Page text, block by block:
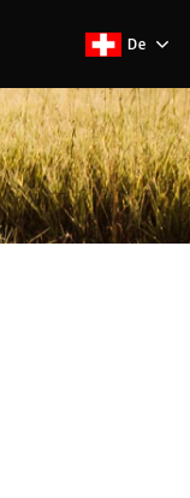
De